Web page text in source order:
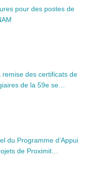
pour des postes de
remise des certificats de
de la 59e se…
du Programme d’Appui
de Proximit…